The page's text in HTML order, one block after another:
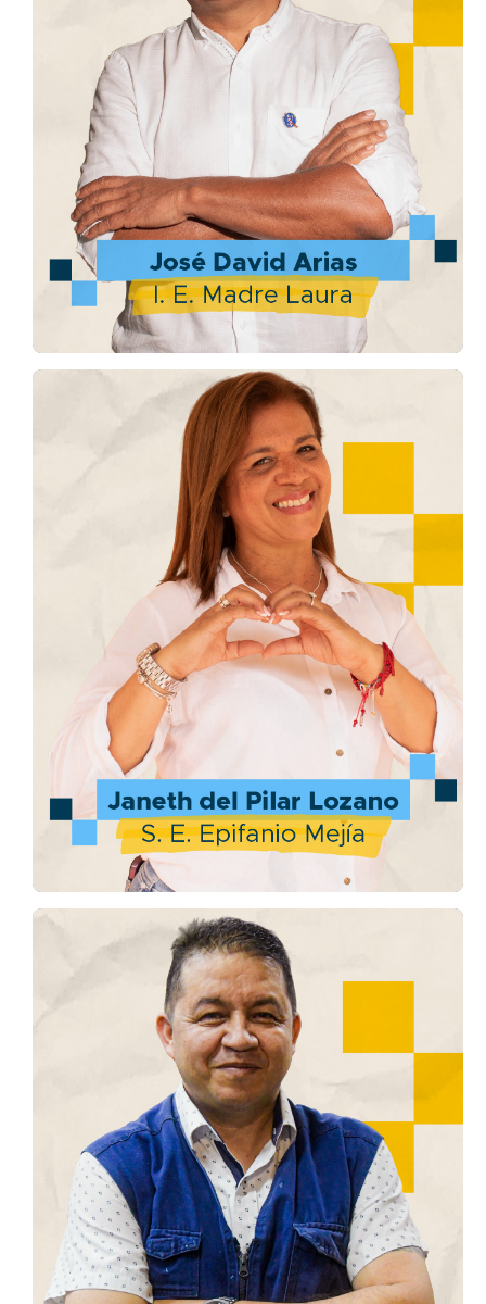
I.E Madre Laura
“Gracias a que él creyó en mí, representé a
Colombia en el Mundial de Inteligencia
Artificial en China,”
Conoce la historia
Janeth del Pilar Lozano
S.E. Epifanio Mejía
“Ella me enseñó lengua de señas y, con lo que
aprendí, logré comunicarme por primera vez
con mi tía Nubia, una persona sorda”
Fredy Tibavija
Institución Maestro Guillermo Vélez Vélez
“Gracias a lo que el profe me enseñó, hoy tengo
un trabajo y puedo apoyar a mi mamá y salir
adelante”